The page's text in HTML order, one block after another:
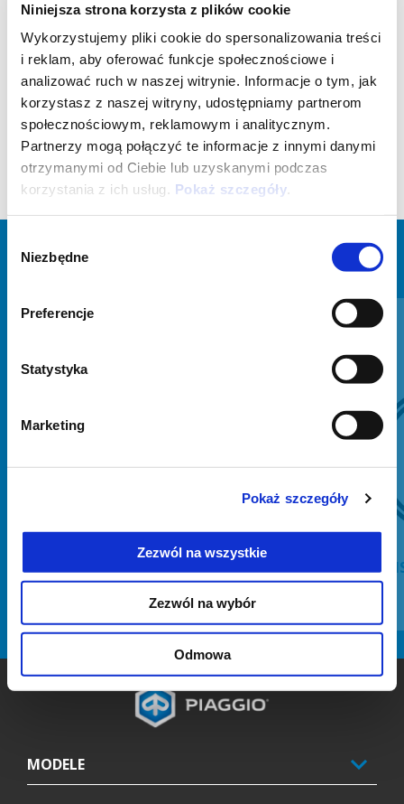
Niniejsza strona korzysta z plików cookie
Wykorzystujemy pliki cookie do spersonalizowania treści
i reklam, aby oferować funkcje społecznościowe i
analizować ruch w naszej witrynie. Informacje o tym, jak
korzystasz z naszej witryny, udostępniamy partnerom
społecznościowym, reklamowym i analitycznym.
Partnerzy mogą połączyć te informacje z innymi danymi
otrzymanymi od Ciebie lub uzyskanymi podczas
korzystania z ich usług. Pokaż szczegóły.
zgody
Niezbędne
Preferencje
Statystyka
Marketing
Pokaż szczegóły
Zezwól na wszystkie
Zezwól na wybór
Odmowa
Reproduces the shape of the vehicle footrest and is designed to
provide protection. Non-slip. Embossed logo.
Poprzedni
HEATED HANDGRIPS
KIT
Stopka
MODELE